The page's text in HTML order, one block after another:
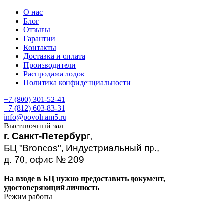
О нас
Блог
Отзывы
Гарантии
Контакты
Доставка и оплата
Производители
Распродажа лодок
Политика конфиденциальности
+7 (800) 301-52-41
+7 (812) 603-83-31
info@povolnam5.ru
Выставочный зал
г. Санкт-Петербург,
БЦ "Broncos", Индустриальный пр.,
д. 70, офис № 209
На входе в БЦ нужно предоставить документ,
удостоверяющий личность
Режим работы